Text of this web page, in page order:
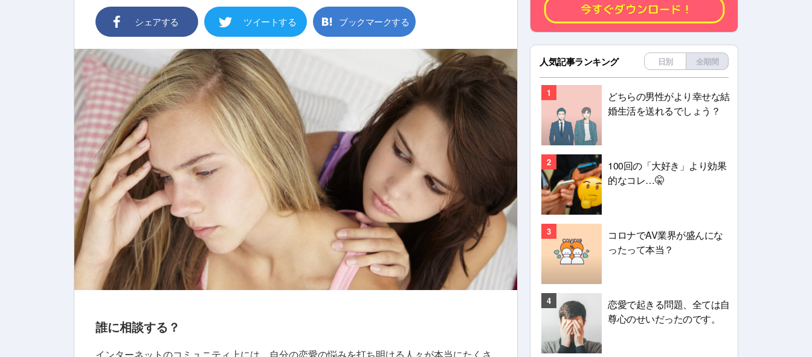
シェアする ツイートする ブックマークする
誰に相談する？
インターネットのコミュニティ上には、自分の恋愛の悩みを打ち明ける人々が本当にたくさ
人気記事ランキング 日別 全期間
1
どちらの男性がより幸せな結
婚生活を送れるでしょう？
2
100回の「大好き」より効果
的なコレ…🤫
3
コロナでAV業界が盛んにな
ったって本当？
4
恋愛で起きる問題、全ては自
尊心のせいだったのです。